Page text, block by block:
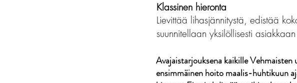
Klassinen hieronta
Lievittää lihasjännitystä, edistää
suunnitellaan yksilöllisesti
Avajaistarjouksena kaikille Vehmaisten
ensimmäinen hoito maalis-huhtikuun